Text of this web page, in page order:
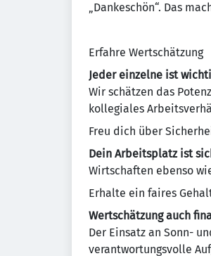
„Dankeschön“. Das
Erfahre Wertschätzung
Jeder einzelne ist
Wir schätzen das
kollegiales
Freu dich über
Dein Arbeitsplatz ist
Wirtschaften ebenso
Erhalte ein faires
Wertschätzung auch
Der Einsatz an Sonn-
verantwortungsvolle